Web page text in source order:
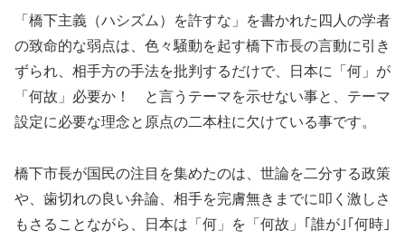
「橋下主義（ハシズム）を許すな」を書かれた四人の学者
の致命的な弱点は、色々騒動を起す橋下市長の言動に引き
ずられ、相手方の手法を批判するだけで、日本に「何」が
「何故」必要か！ と言うテーマを示せない事と、テーマ
設定に必要な理念と原点の二本柱に欠けている事です。
橋下市長が国民の注目を集めたのは、世論を二分する政策
や、歯切れの良い弁論、相手を完膚無きまでに叩く激しさ
もさることながら、日本は「何」を「何故」｢誰が｣｢何時｣